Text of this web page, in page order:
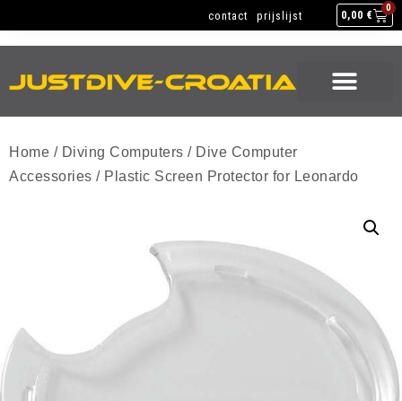
0,00 €
0
contact prijslijst
Home / Diving Computers / Dive Computer
Accessories / Plastic Screen Protector for Leonardo